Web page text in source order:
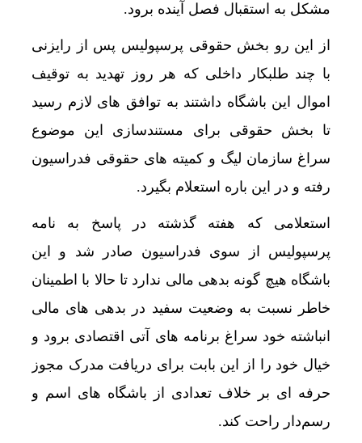
مشکل به استقبال فصل آینده برود.
از این رو بخش حقوقی پرسپولیس پس از رایزنی
با چند طلبکار داخلی که هر روز تهدید به توقیف
اموال این باشگاه داشتند به توافق های لازم رسید
تا بخش حقوقی برای مستندسازی این موضوع
سراغ سازمان لیگ و کمیته های حقوقی فدراسیون
رفته و در این باره استعلام بگیرد.
استعلامی که هفته گذشته در پاسخ به نامه
پرسپولیس از سوی فدراسیون صادر شد و این
باشگاه هیچ گونه بدهی مالی ندارد تا حالا با اطمینان
خاطر نسبت به وضعیت سفید در بدهی های مالی
انباشته خود سراغ برنامه های آتی اقتصادی برود و
خیال خود را از این بابت برای دریافت مدرک مجوز
حرفه ای بر خلاف تعدادی از باشگاه های اسم و
رسم‌دار راحت کند.